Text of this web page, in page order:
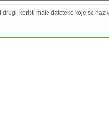
drugi, koristi male datoteke koje se